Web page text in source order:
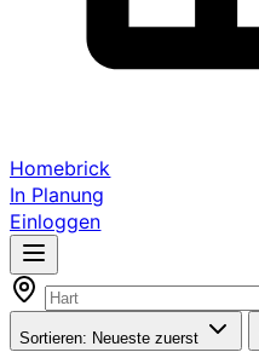
Homebrick
In Planung
Einloggen
Sortieren: Neueste zuerst